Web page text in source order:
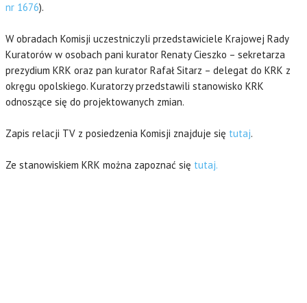
nr 1676).
W obradach Komisji uczestniczyli przedstawiciele Krajowej Rady
Kuratorów w osobach pani kurator Renaty Cieszko – sekretarza
prezydium KRK oraz pan kurator Rafał Sitarz – delegat do KRK z
okręgu opolskiego. Kuratorzy przedstawili stanowisko KRK
odnoszące się do projektowanych zmian.
Zapis relacji TV z posiedzenia Komisji znajduje się tutaj.
Ze stanowiskiem KRK można zapoznać się tutaj.